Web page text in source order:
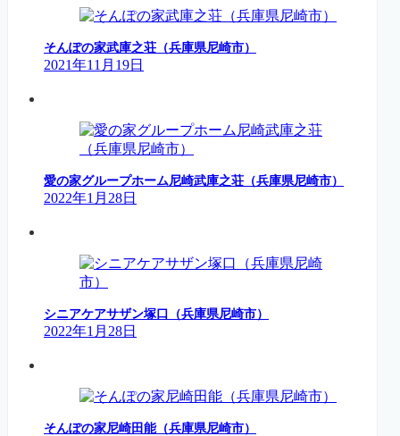
そんぽの家武庫之荘（兵庫県尼崎市）
2021年11月19日
愛の家グループホーム尼崎武庫之荘（兵庫県尼崎市）
2022年1月28日
シニアケアサザン塚口（兵庫県尼崎市）
2022年1月28日
そんぽの家尼崎田能（兵庫県尼崎市）